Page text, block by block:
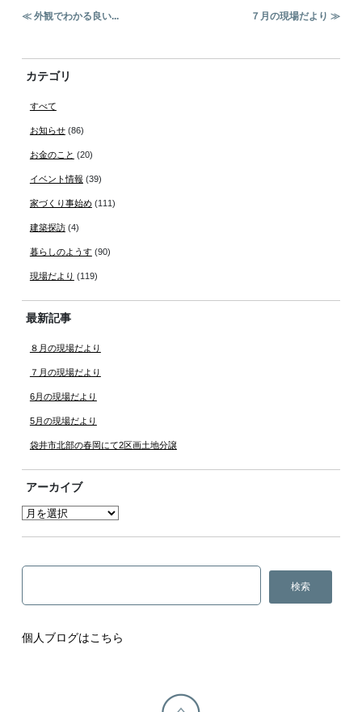
≪ 外観でわかる良い... ７月の現場だより ≫
カテゴリ
すべて
お知らせ(86)
お金のこと (20)
イベント情報 (39)
家づくり事始め(111)
建築探訪(4)
暮らしのようす(90)
現場だより (119)
最新記事
８月の現場だより
７月の現場だより
6月の現場だより
5月の現場だより
袋井市北部の春岡にて2区画土地分譲
アーカイブ
個人ブログはこちら